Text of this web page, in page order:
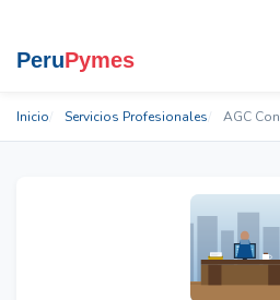
Inicio Servicios Profesionales AGC